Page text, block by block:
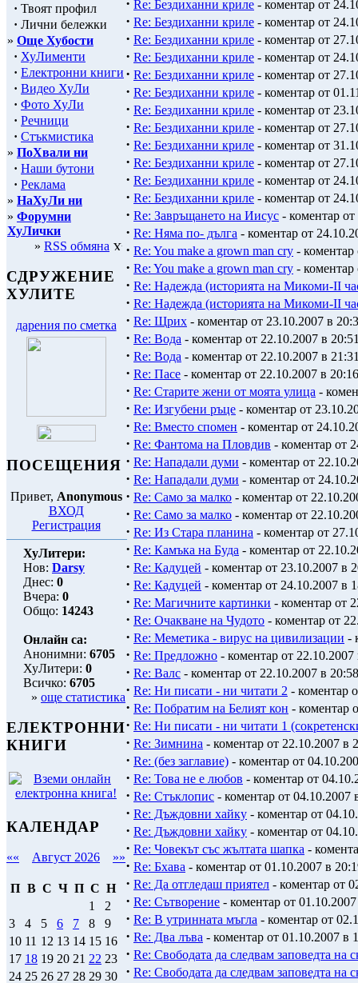
· Твоят профил
· Лични бележки
» Още Хубости
· ХуЛименти
· Електронни книги
· Видео ХуЛи
· Фото ХуЛи
· Речници
· Стъкмистика
» ПоХвали ни
· Наши бутони
· Реклама
» НаХуЛи ни
» Форумни
ХуЛички
» RSS обмяна
СДРУЖЕНИЕ
ХУЛИТЕ
дарения по сметка
ПОСЕЩЕНИЯ
Привет, Anonymous
ВХОД
Регистрация
ХуЛитери:
Нов: Darsy
Днес: 0
Вчера: 0
Общо: 14243
Онлайн са:
Анонимни: 6705
ХуЛитери: 0
Всичко: 6705
» още статистика
ЕЛЕКТРОННИ
КНИГИ
КАЛЕНДАР
«« Август 2026 »»
П В С Ч П С Н
1
2
3
4 5 6 7 8
9
10 11 12 13 14 15 16
17 18 19 20 21 22 23
24 25 26 27 28 29 30
· Re: Бездиханни криле - коментар от
· Re: Бездиханни криле - коментар от
· Re: Бездиханни криле - коментар от
· Re: Бездиханни криле - коментар от
· Re: Бездиханни криле - коментар от
· Re: Бездиханни криле - коментар от
· Re: Бездиханни криле - коментар от
· Re: Бездиханни криле - коментар от
· Re: Бездиханни криле - коментар от
· Re: Бездиханни криле - коментар от
· Re: Бездиханни криле - коментар от
· Re: Бездиханни криле - коментар от
· Re: Завръщането на Иисус - коментар
· Re: Няма по- дълга - коментар от
· Re: You make a grown man cry - коментар
· Re: You make a grown man cry - коментар
· Re: Надежда (историята на Микоми-ІІ
· Re: Надежда (историята на Микоми-ІІ
· Re: Щрих - коментар от 23.10.2007 в
· Re: Вода - коментар от 22.10.2007 в
· Re: Вода - коментар от 22.10.2007 в
· Re: Пасе - коментар от 22.10.2007 в
· Re: Старите жени от моята улица -
· Re: Изгубени ръце - коментар от
· Re: Вместо спомен - коментар от
· Re: Фантома на Пловдив - коментар от
· Re: Нападали думи - коментар от
· Re: Нападали думи - коментар от
· Re: Само за малко - коментар от
· Re: Само за малко - коментар от
· Re: Из Стара планина - коментар от
· Re: Камъка на Буда - коментар от
· Re: Кадуцей - коментар от 23.10.2007 в
· Re: Кадуцей - коментар от 24.10.2007 в
· Re: Магичните картинки - коментар от
· Re: Очакване на Чудото - коментар от
· Re: Меметика - вирус на цивилизации -
· Re: Предложно - коментар от 22.10.2007
· Re: Валс - коментар от 22.10.2007 в
· Re: Ни писати - ни читати 2 - коментар
· Re: Побратим на Белият кон - коментар
· Re: Ни писати - ни читати 1
· Re: Зимнина - коментар от 22.10.2007 в
· Re: (без заглавие) - коментар от
· Re: Това не е любов - коментар от
· Re: Стъклопис - коментар от 04.10.2007
· Re: Дъждовни хайку - коментар от
· Re: Дъждовни хайку - коментар от
· Re: Човекът със жълтата шапка -
· Re: Бхава - коментар от 01.10.2007 в
· Re: Да отгледаш приятел - коментар от
· Re: Сътворение - коментар от
· Re: В утринната мъгла - коментар от
· Re: Два лъва - коментар от 01.10.2007 в
· Re: Свободата да следвам заповедта на
· Re: Свободата да следвам заповедта на